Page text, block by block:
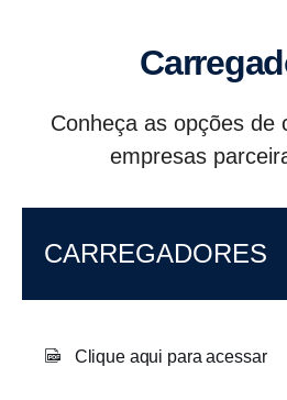
Conheça as opções de
empresas
CARREGADORES
Clique aqui para acessar